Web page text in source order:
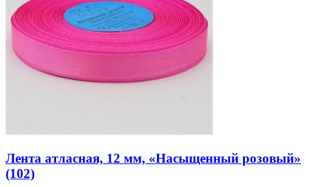
Лента атласная, 12 мм, «Насыщенный розовый»
(102)